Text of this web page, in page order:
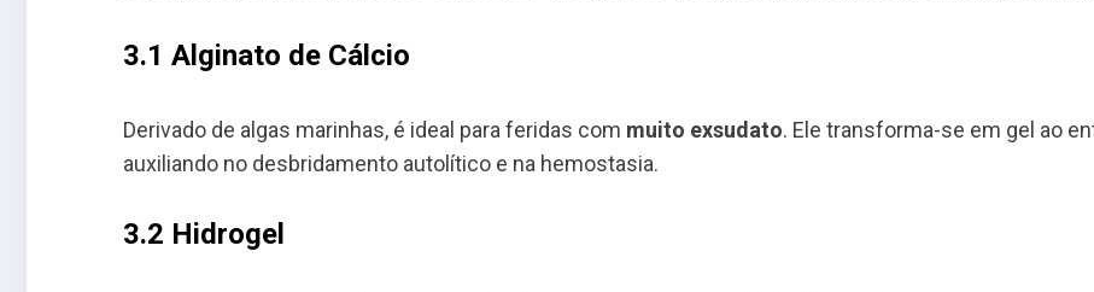
3.1 Alginato de Cálcio
Derivado de algas marinhas, é ideal para feridas com muito exsudato. Ele transforma-se em gel ao
auxiliando no desbridamento autolítico e na hemostasia.
3.2 Hidrogel